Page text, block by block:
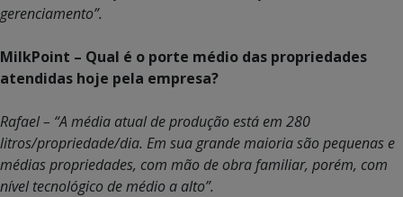
gerenciamento”.
MilkPoint – Qual é o porte médio das propriedades
atendidas hoje pela empresa?
Rafael – “A média atual de produção está em 280
litros/propriedade/dia. Em sua grande maioria são pequenas e
médias propriedades, com mão de obra familiar, porém, com
nível tecnológico de médio a alto”.